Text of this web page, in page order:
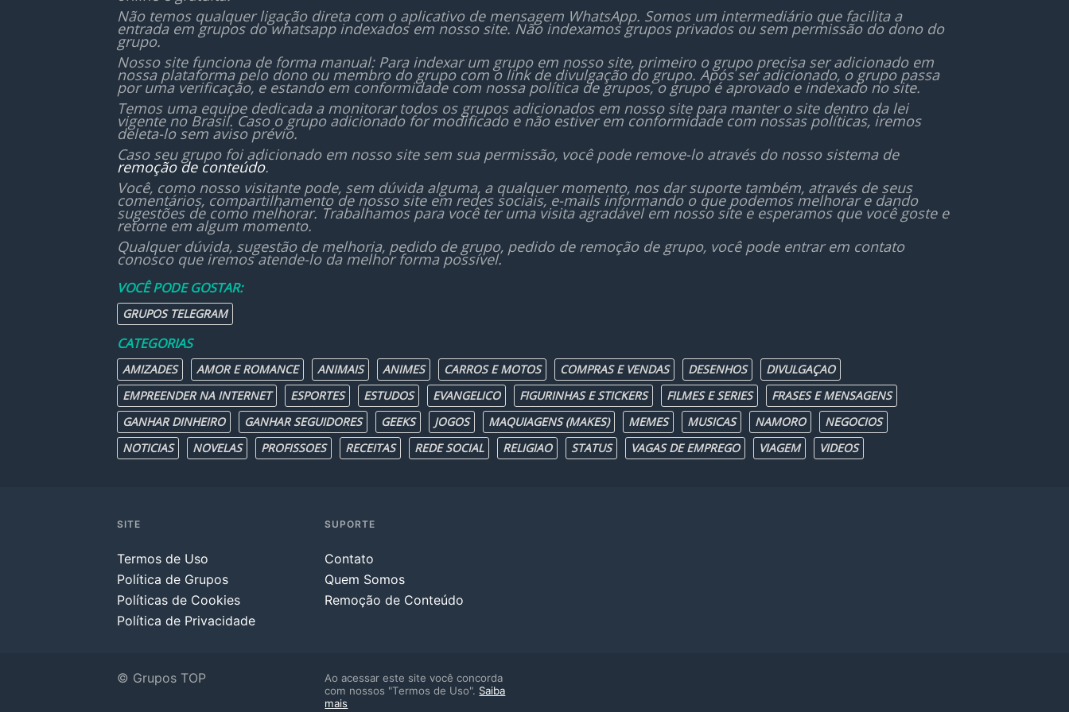
Não temos qualquer ligação direta com o aplicativo de mensagem WhatsApp. Somos um intermediário que facilita a
entrada em grupos do whatsapp indexados em nosso site. Não indexamos grupos privados ou sem permissão do dono do
grupo.
Nosso site funciona de forma manual: Para indexar um grupo em nosso site, primeiro o grupo precisa ser adicionado em
nossa plataforma pelo dono ou membro do grupo com o link de divulgação do grupo. Após ser adicionado, o grupo passa
por uma verificação, e estando em conformidade com nossa política de grupos, o grupo é aprovado e indexado no site.
Temos uma equipe dedicada a monitorar todos os grupos adicionados em nosso site para manter o site dentro da lei
vigente no Brasil. Caso o grupo adicionado for modificado e não estiver em conformidade com nossas políticas, iremos
deleta-lo sem aviso prévio.
Caso seu grupo foi adicionado em nosso site sem sua permissão, você pode remove-lo através do nosso sistema de
remoção de conteúdo.
Você, como nosso visitante pode, sem dúvida alguma, a qualquer momento, nos dar suporte também, através de seus
comentários, compartilhamento de nosso site em redes sociais, e-mails informando o que podemos melhorar e dando
sugestões de como melhorar. Trabalhamos para você ter uma visita agradável em nosso site e esperamos que você goste e
retorne em algum momento.
Qualquer dúvida, sugestão de melhoria, pedido de grupo, pedido de remoção de grupo, você pode entrar em contato
conosco que iremos atende-lo da melhor forma possível.
VOCÊ PODE GOSTAR:
GRUPOS TELEGRAM
CATEGORIAS
AMIZADES AMOR E ROMANCE ANIMAIS ANIMES CARROS E MOTOS COMPRAS E VENDAS DESENHOS
DIVULGAÇAO
EMPREENDER NA INTERNET
ESPORTES ESTUDOS EVANGELICO FIGURINHAS E STICKERS FILMES E SERIES
FRASES E MENSAGENS
GANHAR DINHEIRO
GANHAR SEGUIDORES GEEKS JOGOS MAQUIAGENS (MAKES) MEMES MUSICAS NAMORO
NEGOCIOS
NOTICIAS
NOVELAS PROFISSOES RECEITAS REDE SOCIAL RELIGIAO STATUS VAGAS DE EMPREGO VIAGEM VIDEOS
SITE
Termos de Uso
Política de Grupos
Políticas de Cookies
Política de Privacidade
SUPORTE
Contato
Quem Somos
Remoção de Conteúdo
© Grupos TOP
Ao acessar este site você concorda
com nossos "Termos de Uso". Saiba
mais